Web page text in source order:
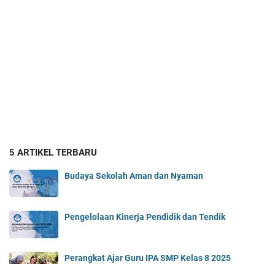
5 ARTIKEL TERBARU
Budaya Sekolah Aman dan Nyaman
Pengelolaan Kinerja Pendidik dan Tendik
Perangkat Ajar Guru IPA SMP Kelas 8 2025